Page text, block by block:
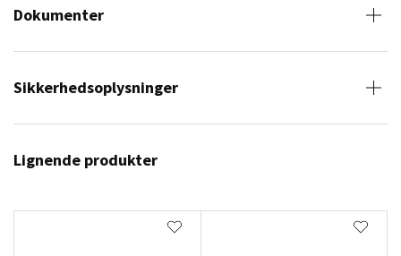
Dokumenter
Sikkerhedsoplysninger
Lignende produkter